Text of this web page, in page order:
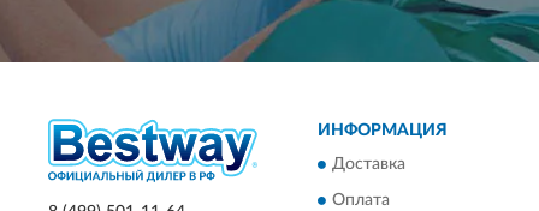
ИНФОРМАЦИЯ
Доставка
Оплата